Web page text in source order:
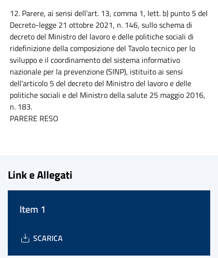
12. Parere, ai sensi dell'art. 13, comma 1, lett. b) punto 5 del
Decreto-legge 21 ottobre 2021, n. 146, sullo schema di
decreto del Ministro del lavoro e delle politiche sociali di
ridefinizione della composizione del Tavolo tecnico per lo
sviluppo e il coordinamento del sistema informativo
nazionale per la prevenzione (SINP), istituito ai sensi
dell'articolo 5 del decreto del Ministro del lavoro e delle
politiche sociali e del Ministro della salute 25 maggio 2016,
n. 183.
PARERE RESO
Link e Allegati
Item 1
SCARICA